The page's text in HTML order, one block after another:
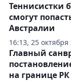
16:13, 25 октября
Теннисистки
смогут
Австралии
Главный
на границе РК